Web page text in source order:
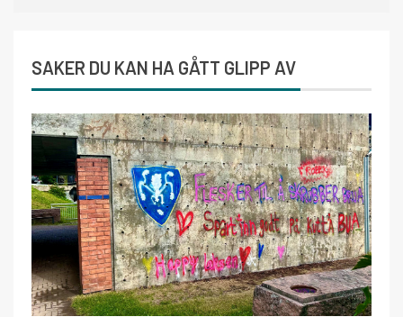
SAKER DU KAN HA GÅTT GLIPP AV